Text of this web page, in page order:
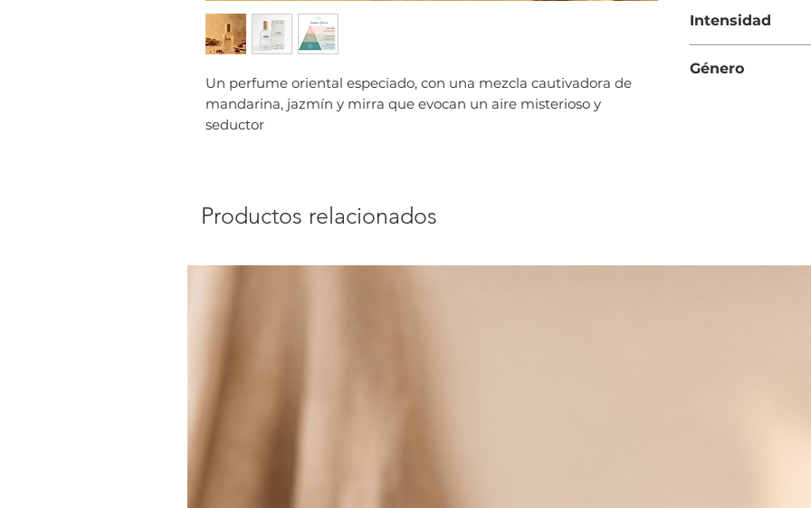
Un perfume oriental especiado, con una mezcla cautivadora de
mandarina, jazmín y mirra que evocan un aire misterioso y
seductor
Fondo: Ládano,
opopónaco,
incienso, cedro,
Intensidad
Género
Productos relacionados